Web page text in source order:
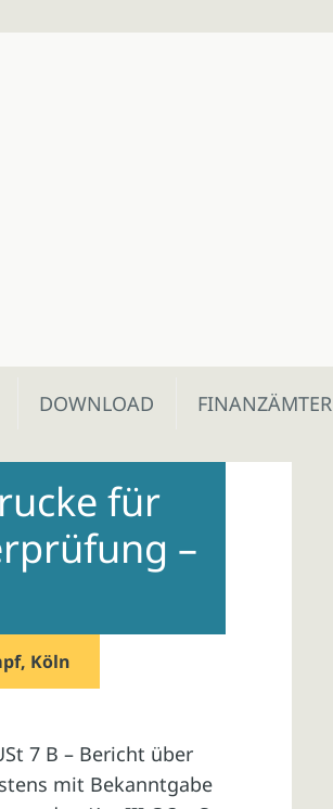
DOWNLOAD FINANZÄMTER
für
–
Köln
7 B – Bericht über
mit Bekanntgabe